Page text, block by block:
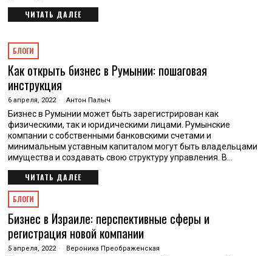
ЧИТАТЬ ДАЛЕЕ
БЛОГИ
Как открыть бизнес в Румынии: пошаговая
инструкция
6 апреля, 2022 Антон Палыч
Бизнес в Румынии может быть зарегистрирован как
физическими, так и юридическими лицами. Румынские
компании с собственными банковскими счетами и
минимальным уставным капиталом могут быть владельцами
имущества и создавать свою структуру управления. В…
ЧИТАТЬ ДАЛЕЕ
БЛОГИ
Бизнес в Израиле: перспективные сферы и
регистрация новой компании
5 апреля, 2022 Вероника Преображенская